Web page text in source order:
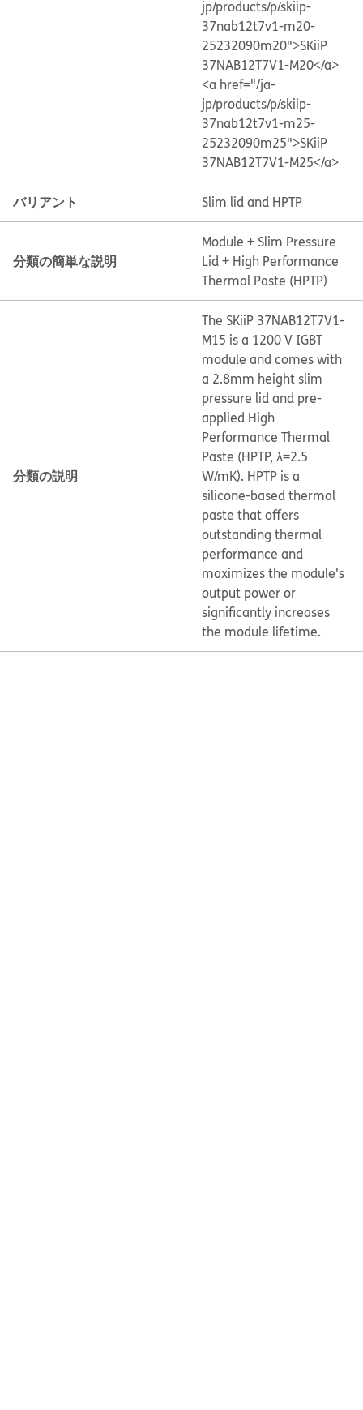
jp/products/p/skiip-
37nab12t7v1-m20-
25232090m20">SKiiP
37NAB12T7V1-M20</a>
<a href="/ja-
jp/products/p/skiip-
37nab12t7v1-m25-
25232090m25">SKiiP
37NAB12T7V1-M25</a>
バリアント Slim lid and HPTP
分類の簡単な説明
Module + Slim Pressure
Lid + High Performance
Thermal Paste (HPTP)
分類の説明
The SKiiP 37NAB12T7V1-
M15 is a 1200 V IGBT
module and comes with
a 2.8mm height slim
pressure lid and pre-
applied High
Performance Thermal
Paste (HPTP, λ=2.5
W/mK). HPTP is a
silicone-based thermal
paste that offers
outstanding thermal
performance and
maximizes the module's
output power or
significantly increases
the module lifetime.